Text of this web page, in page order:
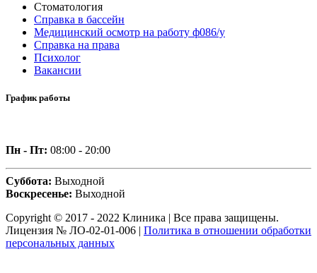
Стоматология
Справка в бассейн
Медицинский осмотр на работу ф086/у
Справка на права
Психолог
Вакансии
График работы
Пн - Пт: 08:00 - 20:00
Суббота: Выходной
Воскресенье: Выходной
Copyright © 2017 - 2022 Клиника | Все права защищены.
Лицензия № ЛО-02-01-006 | Политика в отношении обработки
персональных данных